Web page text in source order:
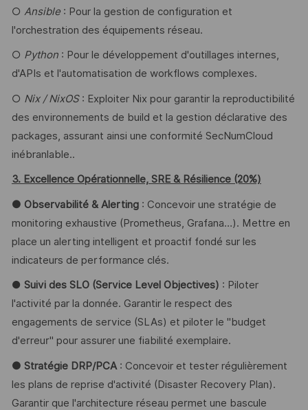
○ Ansible: Pour la gestion de configuration et
l'orchestration des équipements réseau.
○ Python: Pour le développement d'outillages internes,
d'APIs et l'automatisation de workflows complexes.
○ Nix / NixOS: Exploiter Nix pour garantir la reproductibilité
des environnements de build et la gestion déclarative des
packages, assurant ainsi une conformité SecNumCloud
inébranlable..
3. Excellence Opérationnelle, SRE & Résilience (20%)
● Observabilité & Alerting : Concevoir une stratégie de
monitoring exhaustive (Prometheus, Grafana…). Mettre en
place un alerting intelligent et proactif fondé sur les
indicateurs de performance clés.
● Suivi des SLO (Service Level Objectives) : Piloter
l'activité par la donnée. Garantir le respect des
engagements de service (SLAs) et piloter le "budget
d'erreur" pour assurer une fiabilité exemplaire.
● Stratégie DRP/PCA : Concevoir et tester régulièrement
les plans de reprise d'activité (Disaster Recovery Plan).
Garantir que l'architecture réseau permet une bascule